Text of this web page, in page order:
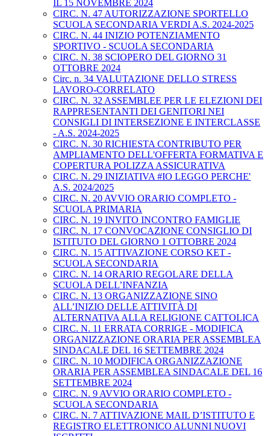
IL 15 NOVEMBRE 2024
CIRC. N. 47 AUTORIZZAZIONE SPORTELLO
SCUOLA SECONDARIA VERDI A.S. 2024-2025
CIRC. N. 44 INIZIO POTENZIAMENTO
SPORTIVO - SCUOLA SECONDARIA
CIRC. N. 38 SCIOPERO DEL GIORNO 31
OTTOBRE 2024
Circ. n. 34 VALUTAZIONE DELLO STRESS
LAVORO-CORRELATO
CIRC. N. 32 ASSEMBLEE PER LE ELEZIONI DEI
RAPPRESENTANTI DEI GENITORI NEI
CONSIGLI DI INTERSEZIONE E INTERCLASSE
- A.S. 2024-2025
CIRC. N. 30 RICHIESTA CONTRIBUTO PER
AMPLIAMENTO DELL'OFFERTA FORMATIVA E
COPERTURA POLIZZA ASSICURATIVA
CIRC. N. 29 INIZIATIVA #IO LEGGO PERCHE'
A.S. 2024/2025
CIRC. N. 20 AVVIO ORARIO COMPLETO -
SCUOLA PRIMARIA
CIRC. N. 19 INVITO INCONTRO FAMIGLIE
CIRC. N. 17 CONVOCAZIONE CONSIGLIO DI
ISTITUTO DEL GIORNO 1 OTTOBRE 2024
CIRC. N. 15 ATTIVAZIONE CORSO KET -
SCUOLA SECONDARIA
CIRC. N. 14 ORARIO REGOLARE DELLA
SCUOLA DELL’INFANZIA
CIRC. N. 13 ORGANIZZAZIONE SINO
ALL’INIZIO DELLE ATTIVITÀ DI
ALTERNATIVA ALLA RELIGIONE CATTOLICA
CIRC. N. 11 ERRATA CORRIGE - MODIFICA
ORGANIZZAZIONE ORARIA PER ASSEMBLEA
SINDACALE DEL 16 SETTEMBRE 2024
CIRC. N. 10 MODIFICA ORGANIZZAZIONE
ORARIA PER ASSEMBLEA SINDACALE DEL 16
SETTEMBRE 2024
CIRC. N. 9 AVVIO ORARIO COMPLETO -
SCUOLA SECONDARIA
CIRC. N. 7 ATTIVAZIONE MAIL D’ISTITUTO E
REGISTRO ELETTRONICO ALUNNI NUOVI